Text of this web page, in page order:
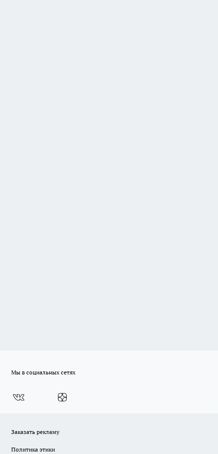
Мы в социальных сетях
Заказать рекламу
Политика этики